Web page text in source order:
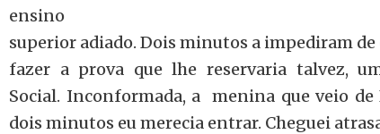
ensino
superior adiado. Dois minutos a impediram
fazer a prova que lhe reservaria talvez,
Social. Inconformada, a menina que veio de
dois minutos eu merecia entrar. Cheguei